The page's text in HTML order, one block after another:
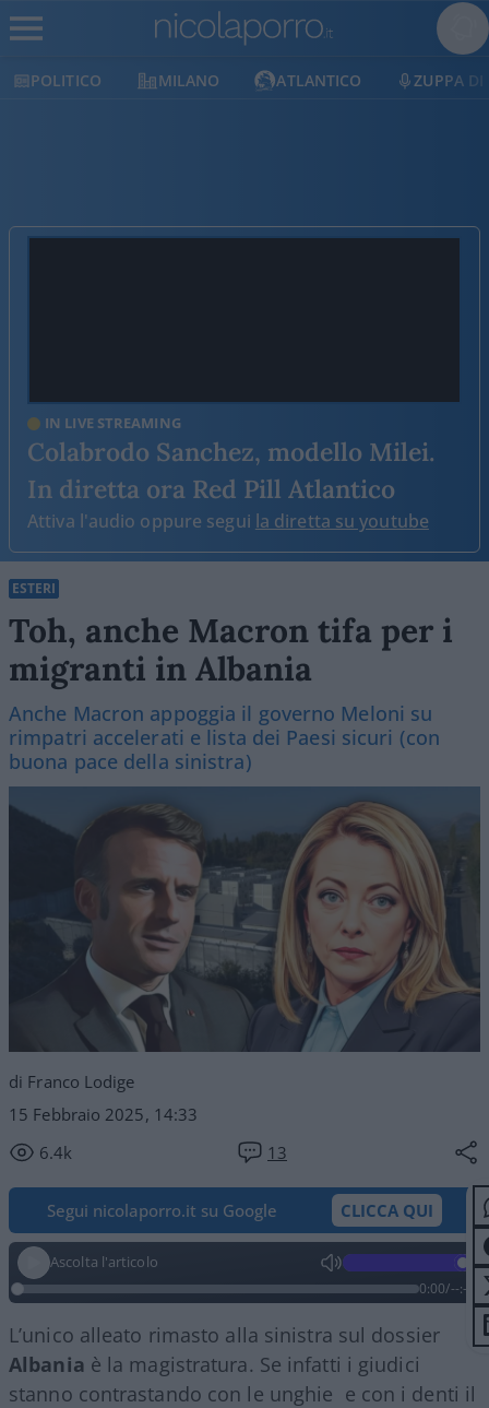
POLITICO MILANO ATLANTICO ZUPPA DI
IN LIVE STREAMING
Colabrodo Sanchez, modello Milei.
In diretta ora Red Pill Atlantico
Attiva l'audio oppure segui la diretta su youtube
ESTERI
Toh, anche Macron tifa per i
migranti in Albania
Anche Macron appoggia il governo Meloni su
rimpatri accelerati e lista dei Paesi sicuri (con
buona pace della sinistra)
di Franco Lodige
15 Febbraio 2025, 14:33
6.4k
13
Segui nicolaporro.it su Google CLICCA QUI
Ascolta l'articolo
0:00/--:--
L’unico alleato rimasto alla sinistra sul dossier
Albania è la magistratura. Se infatti i giudici
stanno contrastando con le unghie e con i denti il